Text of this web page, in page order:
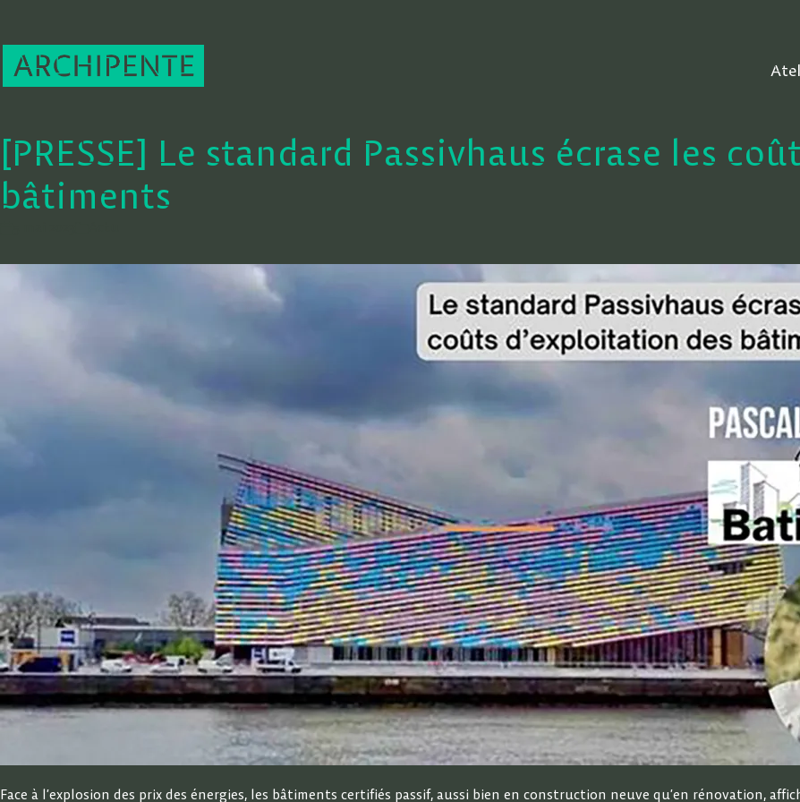
[PRESSE] Le standard Passivhaus écrase les
bâtiments
Face à l’explosion des prix des énergies, les bâtiments certifiés passif, aussi bien en construction neuve qu’en rénovation,